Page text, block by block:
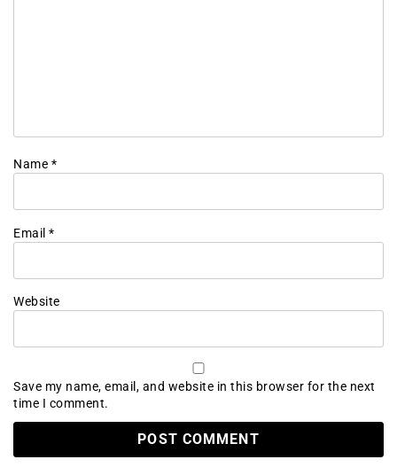
Name *
Email *
Website
Save my name, email, and website in this browser for the next
time I comment.